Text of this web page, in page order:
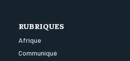
RUBRIQUES
Afrique
Communiqué